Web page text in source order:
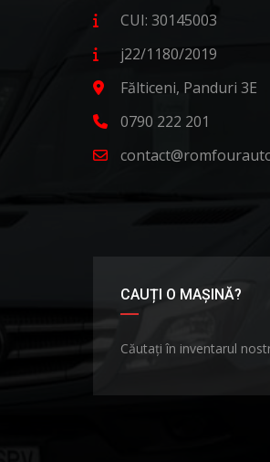
CUI: 30145003
j22/1180/2019
Fălticeni, Panduri 3E
0790 222 201
CAUȚI O MAȘINĂ?
Căutați în inventarul